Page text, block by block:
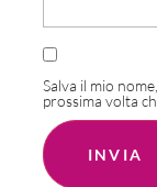
Salva il mio
prossima volta